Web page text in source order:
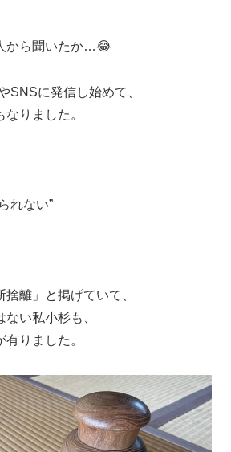
から聞いたか…😂
SNSに発信し始めて、
りました。
れない”
離」と掲げていて、
い私小杉も、
りました。